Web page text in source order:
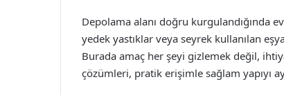
Depolama alanı doğru kurgulandığında
yedek yastıklar veya seyrek kullanılan
Burada amaç her şeyi gizlemek değil,
çözümleri, pratik erişimle sağlam yapıyı